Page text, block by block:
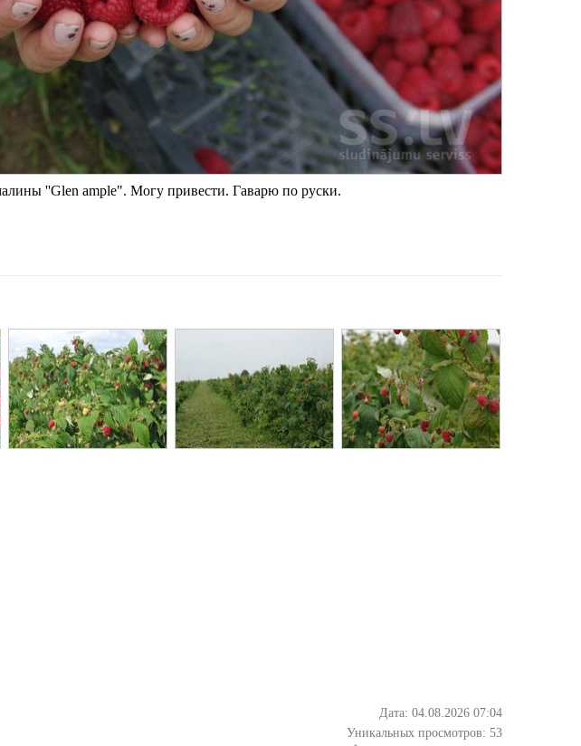
''Glen ample". Могу привести. Гаварю по руски.
Дата: 04.08.2026 07:04
Уникальных просмотров: 53